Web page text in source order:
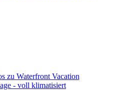
zu Waterfront Vacation
- voll klimatisiert